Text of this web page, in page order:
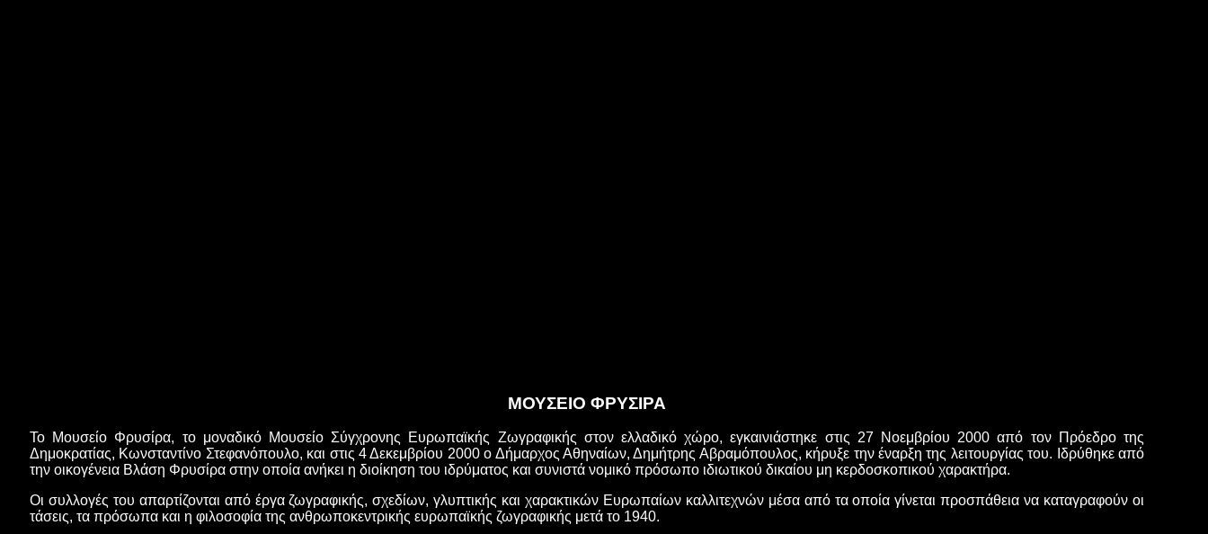
ΜΟΥΣΕΙΟ ΦΡΥΣΙΡΑ
Το Μουσείο Φρυσίρα, το μοναδικό Μουσείο Σύγχρονης Ευρωπαϊκής Ζωγραφικής στον ελλαδικό χώρο, εγκαινιάστηκε στις 27 Νοεμβρίου 2000 από τον Πρόεδρο της
Δημοκρατίας, Κωνσταντίνο Στεφανόπουλο, και στις 4 Δεκεμβρίου 2000 ο Δήμαρχος Αθηναίων, Δημήτρης Αβραμόπουλος, κήρυξε την έναρξη της λειτουργίας του. Ιδρύθηκε από
την οικογένεια Βλάση Φρυσίρα στην οποία ανήκει η διοίκηση του ιδρύματος και συνιστά νομικό πρόσωπο ιδιωτικού δικαίου μη κερδοσκοπικού χαρακτήρα.
Οι συλλογές του απαρτίζονται από έργα ζωγραφικής, σχεδίων, γλυπτικής και χαρακτικών Ευρωπαίων καλλιτεχνών μέσα από τα οποία γίνεται προσπάθεια να καταγραφούν οι
τάσεις, τα πρόσωπα και η φιλοσοφία της ανθρωποκεντρικής ευρωπαϊκής ζωγραφικής μετά το 1940.